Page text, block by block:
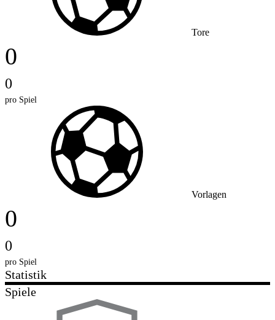
Tore
0
0
pro Spiel
Vorlagen
0
0
pro Spiel
Statistik
Spiele